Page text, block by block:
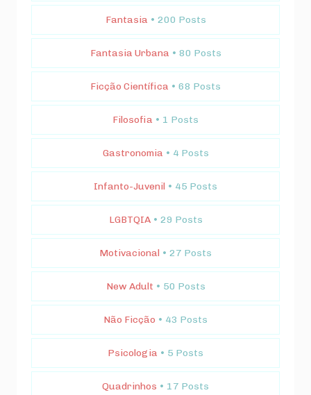
Fantasia • 200 Posts
Fantasia Urbana • 80 Posts
Ficção Científica • 68 Posts
Filosofia • 1 Posts
Gastronomia • 4 Posts
Infanto-Juvenil • 45 Posts
LGBTQIA • 29 Posts
Motivacional • 27 Posts
New Adult • 50 Posts
Não Ficção • 43 Posts
Psicologia • 5 Posts
Quadrinhos • 17 Posts